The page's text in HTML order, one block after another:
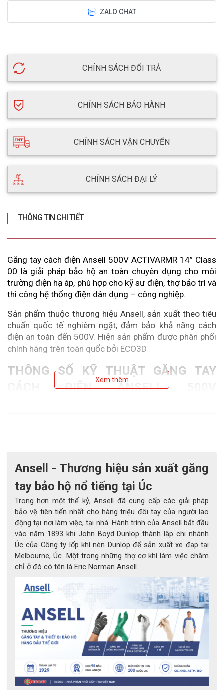
ZALO CHAT
CHÍNH SÁCH ĐỔI TRẢ
CHÍNH SÁCH BẢO HÀNH
CHÍNH SÁCH VẬN CHUYỂN
CHÍNH SÁCH ĐẠI LÝ
THÔNG TIN CHI TIẾT
Găng tay cách điện Ansell 500V ACTIVARMR 14” Class
00 là giải pháp bảo hộ an toàn chuyên dụng cho môi
trường điện hạ áp, phù hợp cho kỹ sư điện, thợ bảo trì và
thi công hệ thống điện dân dụng – công nghiệp.
Sản phẩm thuộc thương hiệu Ansell, sản xuất theo tiêu
chuẩn quốc tế nghiêm ngặt, đảm bảo khả năng cách
điện an toàn đến 500V. Hiện sản phẩm được phân phối
chính hãng trên toàn quốc bởi ECO3D
THÔNG SỐ KỸ THUẬT GĂNG TAY
CÁCH ĐIỆN ANSELL 500V
Mã sản phẩm : RIG0014B
Chất liệu: Cao su latex tự nhiên
Kích thước (Size): 7 – 12
Độ dài : 280 – 360mm
Nhiệt độ giặt : 60°C
Tiêu chuẩn : EN 420:2003 + A1:2009, EN 60903:2003
Xem thêm
Ansell - Thương hiệu sản xuất găng
tay bảo hộ nổ tiếng tại Úc
Trong hơn một thế kỷ, Ansell đã cung cấp các giải pháp
bảo vệ tiên tiến nhất cho hàng triệu đôi tay của người lao
động tại nơi làm việc, tại nhà. Hành trình của Ansell bắt đầu
vào năm 1893 khi John Boyd Dunlop thành lập chi nhánh
Úc của Công ty lốp khí nén Dunlop để sản xuất xe đạp tại
Melbourne, Úc. Một trong những thợ cơ khí làm việc chăm
chỉ ở đó có tên là Eric Norman Ansell.